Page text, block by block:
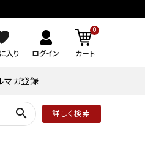
入り ログイン
0
カート
マガ登録
search 詳しく検索